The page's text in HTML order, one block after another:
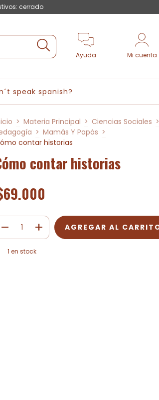
cerrado
Ayuda Mi cuenta
speak spanish?
> Materia Principal > Ciencias Sociales >
> Mamás Y Papás >
contar historias
contar historias
1 en stock